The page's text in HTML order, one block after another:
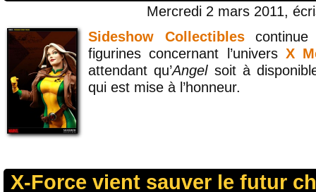
Mercredi 2 mars 2011,
Sideshow Collectiblescontinue
figurines concernant l’univers X
attendant qu’Angelsoit à
qui est mise à l’honneur.
X-Force vient sauver le futur